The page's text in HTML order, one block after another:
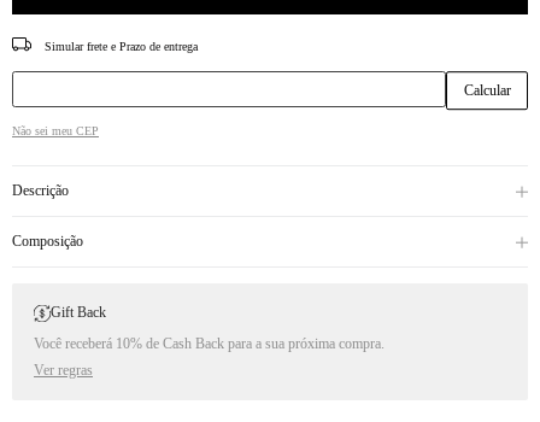
CEP
Não sei meu CEP
Descrição
Composição
Gift Back
Você receberá 10% de Cash Back para a sua próxima compra.
Ver regras